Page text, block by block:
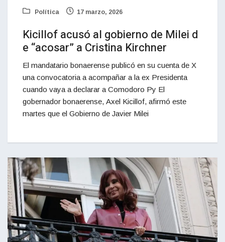
Política 17 marzo, 2026
Kicillof acusó al gobierno de Milei d
e “acosar” a Cristina Kirchner
El mandatario bonaerense publicó en su cuenta de X
una convocatoria a acompañar a la ex Presidenta
cuando vaya a declarar a Comodoro Py El
gobernador bonaerense, Axel Kicillof, afirmó este
martes que el Gobierno de Javier Milei